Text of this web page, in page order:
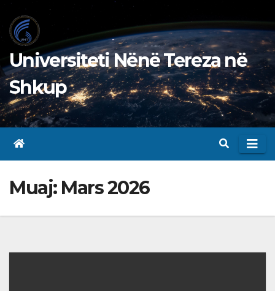
to
content
Universiteti Nënë Tereza në
Shkup
Muaj: Mars 2026